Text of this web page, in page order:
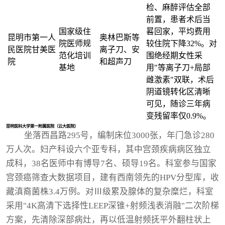
昆明市第一人
民医院甘美医
院
国家级住
院医师规
范化培训
基地
奥林巴斯等
离子刀、安
和超声刀
检、麻醉评估全部
前置，患者术后当
晷回家，平均费用
较住院下降32%。对
围绝经期女性采
用"等离子刀+局部
雌激素"双联，术后
阴道镜转化区清晰
可见，随诊三年病
变残留率仅0.9%。
昆明医科大学第一附属医院（云大医院）
坐落西昌路295号，编制床位3000张，年门急诊280
万人次。妇产科设六个亚专科，其中宫颈疾病病区独立
成科，38名医师中有博导7名、硕导19名。科室参与国家
宫颈癌筛查大数据项目，建有西南领先的HPV分型库，收
藏滇裔菌株3.4万例。对Ⅲ级累及腺体的复杂糜烂，科室
采用"4K高清下选择性LEEP深锥+射频浅表消融"二次阶梯
方案，先清除深部病灶，再以低温射频抚平外翻柱状上